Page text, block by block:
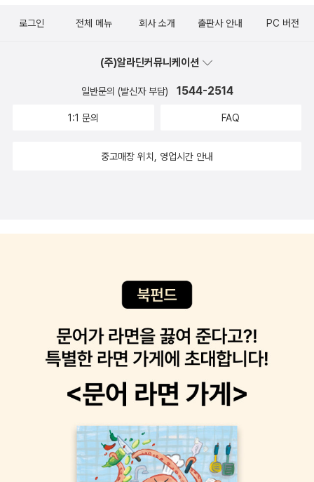
택한 고3 장남에게 어떠한 말을 해야 할까? 쉽지만은 않은 문제들이
저자의 마음이 많이 있는 책인 듯하다.
방의 마음에 상처를 주는지 우리는 잊고 살아간다. 나의 입에서 떠난
새기라는 것이 아니라, 나의 성급함으로 내가 컨트롤하기 전에 떠났
나 우리는 은근슬쩍 넘어가 주기를 바라거나, 사과하는 척으로 그 순
간을 모면하려고 한다. 그것이 싫다는, 진심으로 사과를 하라는 의지
는 것으로 '강자'라고 착각하는 많은 이들에게 보여주는 적극적인 표
이가 공부와 학원 그리고 또 다른 친구로 인해 멀어지기도 가까워지
러코스터보다 더 한 시기가 바로 이 때이기도 하다. 그리고 꿈을 찾기
위해 걸어야 하는 긴 터널, 그 앞에 무엇이 펼쳐져 있을지는 아무도 모
르고 장담할 수 없는데, 어른들은 이미 겪어본 듯 착각하여 터널의 앞
을 막아버리기도 하고, 때로는 꿈을 꾸는 모습 자체를 부정하기도 한
다. 꿈꿀 시간에 공부하라는. '배우가 되고 싶다는 마음, 진심인 거냐
고.''공태오. 너까지 내 꿈의 순수성을 의심하냐?' '의심하는 게 아니라
기하고 쓰러져 버릴까 봐. 쓰러진 자리에서 버려진 꿈을 확인하게 될
까 봐.'태오가 무슨 말을 하려는지 나는 안다. 태오 걱정처럼 어쩌면
내 꿈도 이루지 못한 짝사랑으로만 끝날지 모른다. 좌절하고 포기하
이가 부럽습니다. 어른인 저도 잘 하지 못하는 것들을 하는 것이 놀랍
서 그저 눈물만 났었는데 해밀이를 보니 알겠더라고요. 해밀이가 하
는 말 한마디 한마디가 다 제가 하고픈 말이었습니다. 저 뿐만 아니라
놓는 기분.. 속 시원하게 한바탕 울고 난 기분.. 그래서 이 소설을 다
로그인 전체 메뉴 회사 소개 출판사 안내 PC 버전
(주)알라딘커뮤니케이션
일반문의 (발신자 부담) 1544-2514
1:1 문의 FAQ
중고매장 위치, 영업시간 안내